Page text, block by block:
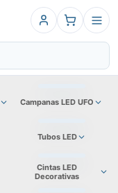
Campanas LED UFO
Tubos LED
Cintas LED
Decorativas